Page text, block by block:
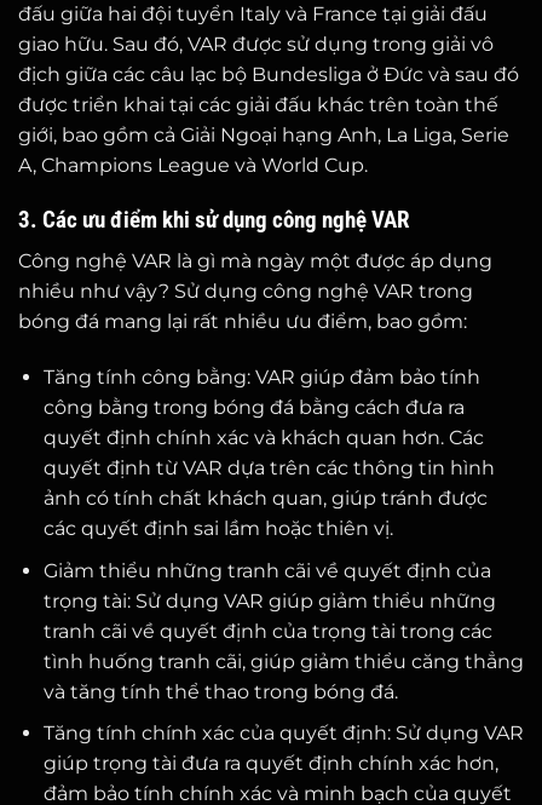
đấu giữa hai đội tuyển Italy và France tại giải đấu
giao hữu. Sau đó, VAR được sử dụng trong giải vô
địch giữa các câu lạc bộ Bundesliga ở Đức và sau đó
được triển khai tại các giải đấu khác trên toàn thế
giới, bao gồm cả Giải Ngoại hạng Anh, La Liga, Serie
A, Champions League và World Cup.
3. Các ưu điểm khi sử dụng công nghệ VAR
Công nghệ VAR là gì mà ngày một được áp dụng
nhiều như vậy? Sử dụng công nghệ VAR trong
bóng đá mang lại rất nhiều ưu điểm, bao gồm:
Tăng tính công bằng: VAR giúp đảm bảo tính
công bằng trong bóng đá bằng cách đưa ra
quyết định chính xác và khách quan hơn. Các
quyết định từ VAR dựa trên các thông tin hình
ảnh có tính chất khách quan, giúp tránh được
các quyết định sai lầm hoặc thiên vị.
Giảm thiểu những tranh cãi về quyết định của
trọng tài: Sử dụng VAR giúp giảm thiểu những
tranh cãi về quyết định của trọng tài trong các
tình huống tranh cãi, giúp giảm thiểu căng thẳng
và tăng tính thể thao trong bóng đá.
Tăng tính chính xác của quyết định: Sử dụng VAR
giúp trọng tài đưa ra quyết định chính xác hơn,
đảm bảo tính chính xác và minh bạch của quyết